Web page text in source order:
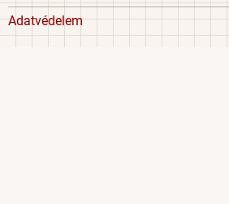
Adatvédelem